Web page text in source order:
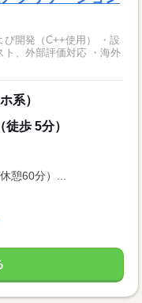
び開発（C++使用） ・設
ト、外部評価対応 ・海外
系）
歩 5分）
憩60分）...